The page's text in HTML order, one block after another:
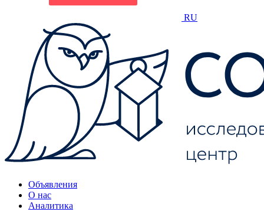
RU
Объявления
О нас
Аналитика